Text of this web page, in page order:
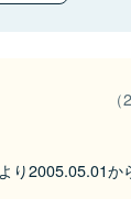
り2005.05.01か